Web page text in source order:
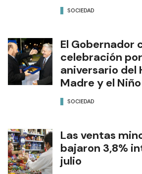
SOCIEDAD
El Gobernador
celebración
aniversario del
Madre y el Niño
SOCIEDAD
Las ventas
bajaron 3,8%
julio